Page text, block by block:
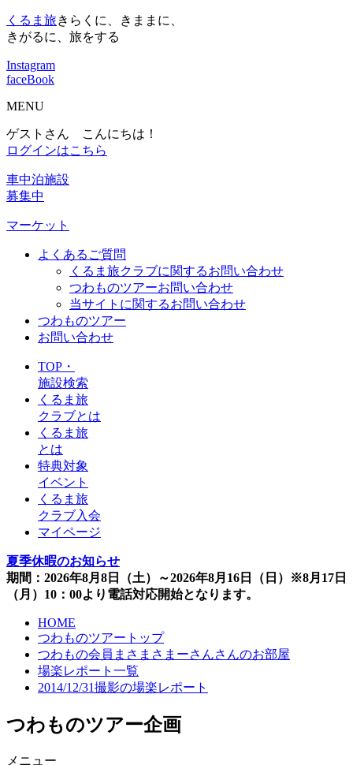
くるま旅きらくに、きままに、
きがるに、旅をする
Instagram
faceBook
MENU
ゲストさん こんにちは！
ログインはこちら
車中泊施設
募集中
マーケット
よくあるご質問
くるま旅クラブに関するお問い合わせ
つわものツアーお問い合わせ
当サイトに関するお問い合わせ
つわものツアー
お問い合わせ
TOP・
施設検索
くるま旅
クラブとは
くるま旅
とは
特典対象
イベント
くるま旅
クラブ入会
マイページ
夏季休暇のお知らせ
期間：2026年8月8日（土）～2026年8月16日（日）※8月17日
（月）10：00より電話対応開始となります。
HOME
つわものツアートップ
つわもの会員まさまさまーさんさんのお部屋
場楽レポート一覧
2014/12/31撮影の場楽レポート
つわものツアー企画
メニュー